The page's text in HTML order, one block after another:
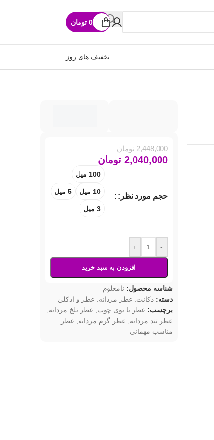
0 تومان
تخفیف های روز
2,448,000 تومان
2,040,000 تومان
حجم مورد نظر:
100 میل
10 میل 5 میل
3 میل
-
+
افزودن به سبد خرید
شناسه محصول: نامعلوم
دسته: دکانت عطر مردانه
عطر و ادکلن
برچسب: عطر با بوی چوب عطر تلخ مردانه
عطر تند مردانه
عطر گرم مردانه
عطر
مناسب مهمانی